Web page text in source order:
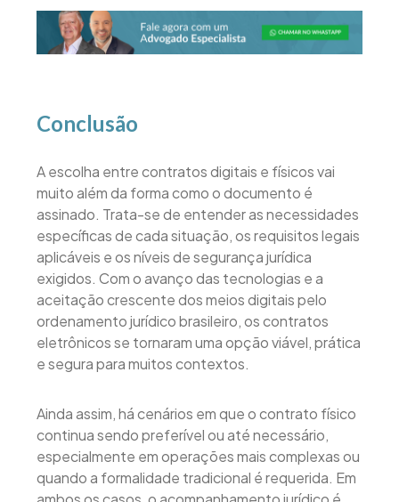
Conclusão
A escolha entre contratos digitais e físicos vai
muito além da forma como o documento é
assinado. Trata-se de entender as necessidades
específicas de cada situação, os requisitos legais
aplicáveis e os níveis de segurança jurídica
exigidos. Com o avanço das tecnologias e a
aceitação crescente dos meios digitais pelo
ordenamento jurídico brasileiro, os contratos
eletrônicos se tornaram uma opção viável, prática
e segura para muitos contextos.
Ainda assim, há cenários em que o contrato físico
continua sendo preferível ou até necessário,
especialmente em operações mais complexas ou
quando a formalidade tradicional é requerida. Em